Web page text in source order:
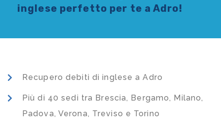
inglese perfetto per te a Adro!
Recupero debiti di inglese a Adro
Più di 40 sedi tra Brescia, Bergamo, Milano,
Padova, Verona, Treviso e Torino